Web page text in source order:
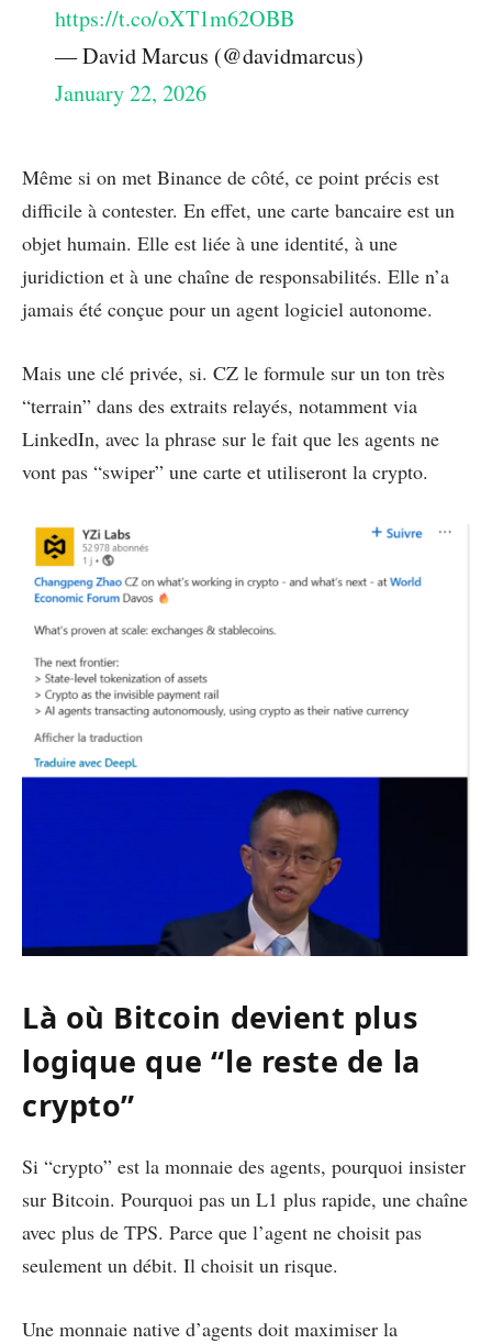
https://t.co/oXT1m62OBB
— David Marcus (@davidmarcus)
January 22, 2026
Même si on met Binance de côté, ce point précis est
difficile à contester. En effet, une carte bancaire est un
objet humain. Elle est liée à une identité, à une
juridiction et à une chaîne de responsabilités. Elle n’a
jamais été conçue pour un agent logiciel autonome.
Mais une clé privée, si. CZ le formule sur un ton très
“terrain” dans des extraits relayés, notamment via
LinkedIn, avec la phrase sur le fait que les agents ne
vont pas “swiper” une carte et utiliseront la crypto.
Là où Bitcoin devient plus
logique que “le reste de la
crypto”
Si “crypto” est la monnaie des agents, pourquoi insister
sur Bitcoin. Pourquoi pas un L1 plus rapide, une chaîne
avec plus de TPS. Parce que l’agent ne choisit pas
seulement un débit. Il choisit un risque.
Une monnaie native d’agents doit maximiser la